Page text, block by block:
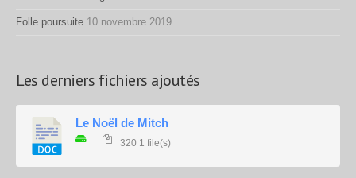
Folle poursuite 10 novembre 2019
Les derniers fichiers ajoutés
Le Noël de Mitch
320 1 file(s)